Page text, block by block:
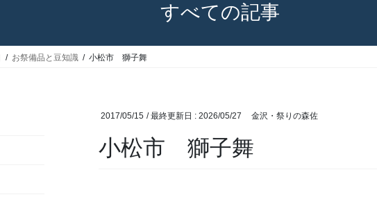
すべての記事
お祭備品と豆知識 小松市 獅子舞
2017/05/15 / 最終更新日 : 2026/05/27 金沢・祭りの森佐
小松市 獅子舞